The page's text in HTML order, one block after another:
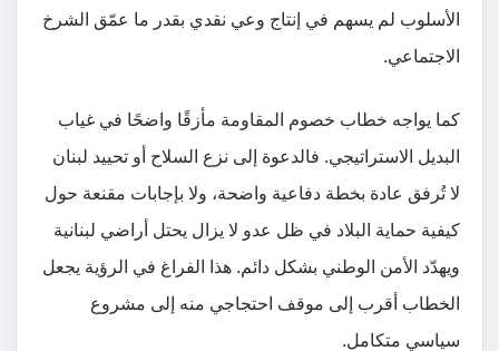
الأسلوب لم يسهم في إنتاج وعي نقدي بقدر ما عمّق الشرخ
الاجتماعي.
كما يواجه خطاب خصوم المقاومة مأزقًا واضحًا في غياب
البديل الاستراتيجي. فالدعوة إلى نزع السلاح أو تحييد لبنان
لا تُرفق عادة بخطة دفاعية واضحة، ولا بإجابات مقنعة حول
كيفية حماية البلاد في ظل عدو لا يزال يحتل أراضي لبنانية
ويهدّد الأمن الوطني بشكل دائم. هذا الفراغ في الرؤية يجعل
الخطاب أقرب إلى موقف احتجاجي منه إلى مشروع
سياسي متكامل.